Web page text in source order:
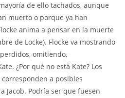
de ello tachados, aunque
muerto o porque ya han
anima a pensar en la muerte
de Locke). Flocke va mostrando
omitiendo,
¿Por qué no está Kate? Los
corresponden a posibles
Jacob. Podría ser que fuesen